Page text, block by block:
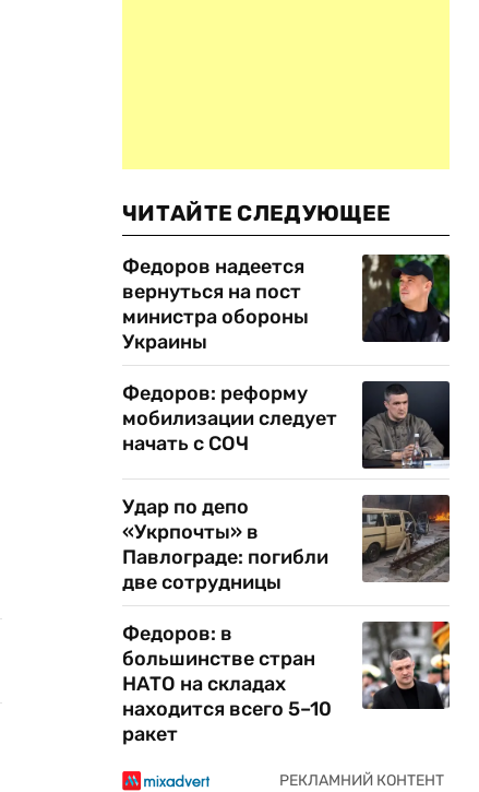
ЧИТАЙТЕ СЛЕДУЮЩЕЕ
Федоров надеется
вернуться на пост
министра обороны
Украины
Федоров: реформу
мобилизации следует
начать с СОЧ
Удар по депо
«Укрпочты» в
Павлограде: погибли
две сотрудницы
Федоров: в
большинстве стран
НАТО на складах
находится всего 5–10
ракет